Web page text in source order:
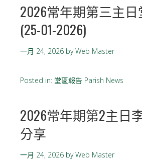
2026常年期第三主
(25-01-2026)
一月 24, 2026 byWeb Master
Posted in: 堂區報告 Parish News
2026常年期第2主日
分享
一月 24, 2026 byWeb Master